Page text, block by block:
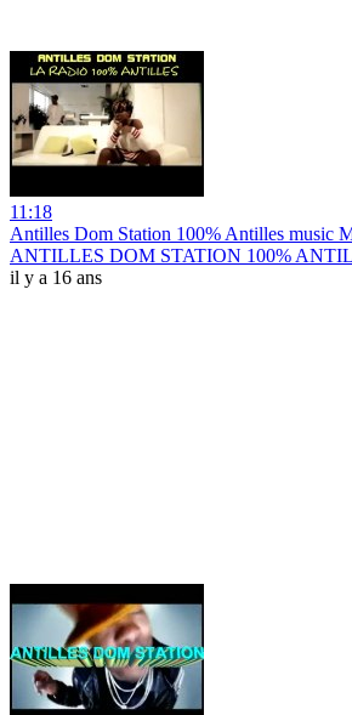
11:18
Antilles Dom Station 100% Antilles music
ANTILLES DOM STATION 100%
il y a 16 ans